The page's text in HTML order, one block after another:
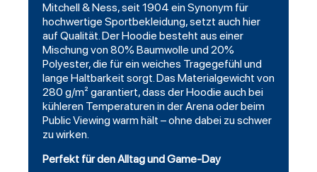
Mitchell & Ness, seit 1904 ein Synonym für
hochwertige Sportbekleidung, setzt auch hier
auf Qualität. Der Hoodie besteht aus einer
Mischung von 80% Baumwolle und 20%
Polyester, die für ein weiches Tragegefühl und
lange Haltbarkeit sorgt. Das Materialgewicht von
280 g/m² garantiert, dass der Hoodie auch bei
kühleren Temperaturen in der Arena oder beim
Public Viewing warm hält – ohne dabei zu schwer
zu wirken.
Perfekt für den Alltag und Game-Day